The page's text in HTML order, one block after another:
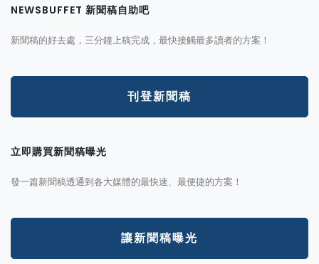
NEWSBUFFET 新聞稿自助吧
新聞稿的好去處，三分鐘上稿完成，最快接觸最多讀者的方案！
刊登新聞稿
立即購買新聞稿曝光
發一篇新聞稿透通到各大媒體的最快速、最便捷的方案！
讓新聞稿曝光